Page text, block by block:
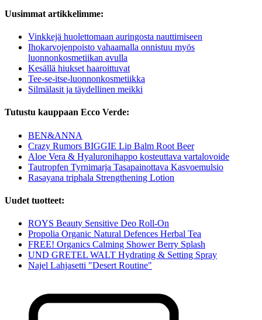
Uusimmat artikkelimme:
Vinkkejä huolettomaan auringosta nauttimiseen
Ihokarvojenpoisto vahaamalla onnistuu myös
luonnonkosmetiikan avulla
Kesällä hiukset haaroittuvat
Tee-se-itse-luonnonkosmetiikka
Silmälasit ja täydellinen meikki
Tutustu kauppaan Ecco Verde:
BEN&ANNA
Crazy Rumors BIGGIE Lip Balm Root Beer
Aloe Vera & Hyaluronihappo kosteuttava vartalovoide
Tautropfen Tyrnimarja Tasapainottava Kasvoemulsio
Rasayana triphala Strengthening Lotion
Uudet tuotteet:
ROYS Beauty Sensitive Deo Roll-On
Propolia Organic Natural Defences Herbal Tea
FREE! Organics Calming Shower Berry Splash
UND GRETEL WALT Hydrating & Setting Spray
Najel Lahjasetti "Desert Routine"